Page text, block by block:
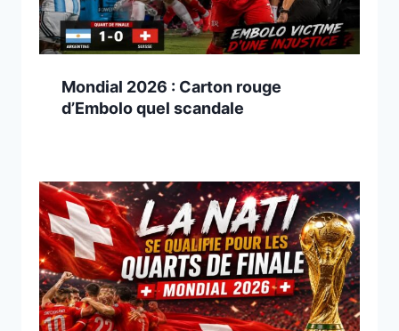
Mondial 2026 : Carton rouge
d’Embolo quel scandale